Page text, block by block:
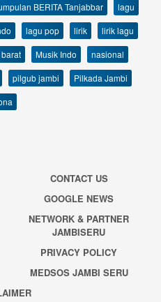
BERITA Tanjabbar
lagu
lagu pop lirik
lirik lagu
Musik Indo
nasional
pilgub jambi
Pilkada Jambi
CONTACT US
GOOGLE NEWS
NETWORK & PARTNER
JAMBISERU
PRIVACY POLICY
MEDSOS JAMBI SERU